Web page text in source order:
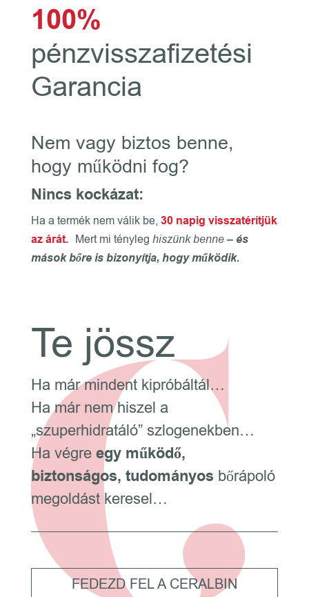
100%
pénzvisszafizetési
Garancia
Nem vagy biztos benne,
hogy működni fog?
Nincs kockázat:
Ha a termék nem válik be, 30 napig visszatérítjük
az árát.Mert mi tényleg hiszünk benne– és
mások bőre is bizonyítja, hogy működik.
Te jössz
Ha már mindent kipróbáltál…
Ha már nem hiszel a
„szuperhidratáló” szlogenekben…
Ha végreegy működő,
biztonságos, tudományos bőrápoló
megoldást keresel…
FEDEZD FEL A CERALBIN